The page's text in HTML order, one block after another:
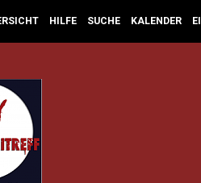
HILFE SUCHE KALENDER